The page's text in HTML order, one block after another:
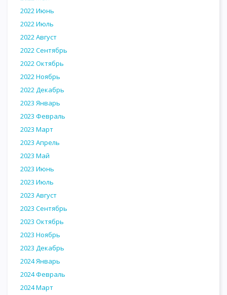
2022 Июнь
2022 Июль
2022 Август
2022 Сентябрь
2022 Октябрь
2022 Ноябрь
2022 Декабрь
2023 Январь
2023 Февраль
2023 Март
2023 Апрель
2023 Май
2023 Июнь
2023 Июль
2023 Август
2023 Сентябрь
2023 Октябрь
2023 Ноябрь
2023 Декабрь
2024 Январь
2024 Февраль
2024 Март